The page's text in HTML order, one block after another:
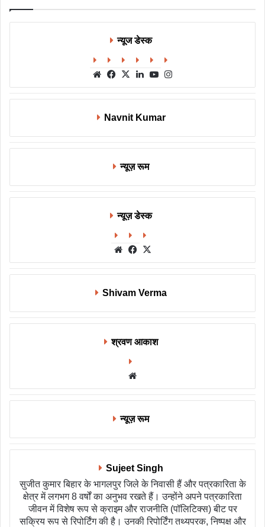
न्यूज डेस्क
WebsiteFacebook
X LinkedInYouTube
Navnit Kumar
न्यूज़ रूम
न्यूज़ डेस्क
WebsiteFacebook
Shivam Verma
श्रवण आकाश
न्यूज़ रूम
Sujeet Singh
सुजीत कुमार बिहार के भागलपुर जिले के निवासी हैं और पत्रकारिता के
क्षेत्र में लगभग 8 वर्षों का अनुभव रखते हैं। उन्होंने अपने पत्रकारिता
जीवन में विशेष रूप से क्राइम और राजनीति (पॉलिटिक्स) बीट पर
सक्रिय रूप से रिपोर्टिंग की है। उनकी रिपोर्टिंग तथ्यपरक, निष्पक्ष और